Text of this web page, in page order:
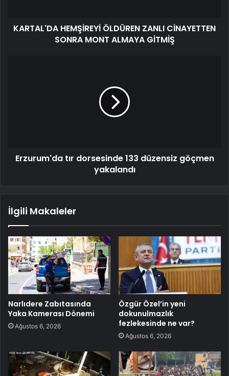
KARTAL'DA HEMŞİREYİ ÖLDÜREN ZANLI CİNAYETTEN
SONRA MONT ALMAYA GİTMİŞ
Erzurum'da tır dorsesinde 133 düzensiz göçmen
yakalandı
İlgili Makaleler
Narlıdere Zabıtasında
Yaka Kamerası Dönemi
Ağustos 6, 2026
Özgür Özel’in yeni
dokunulmazlık
fezlekesinde ne var?
Ağustos 6, 2026